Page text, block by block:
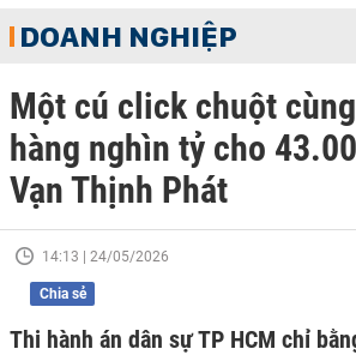
DOANH NGHIỆP
Một cú click chuột
hàng nghìn tỷ cho
Vạn Thịnh Phát
14:13 | 24/05/2026
Chia sẻ
Thi hành án dân sự TP HCM chỉ